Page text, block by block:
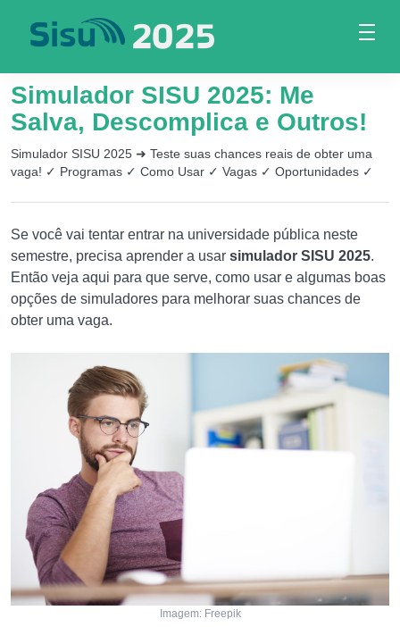
Simulador SISU 2025: Me
Salva, Descomplica e Outros!
Simulador SISU 2025 ➜ Teste suas chances reais de obter uma
vaga! ✓ Programas ✓ Como Usar ✓ Vagas ✓ Oportunidades ✓
Se você vai tentar entrar na universidade pública neste
semestre, precisa aprender a usar simulador SISU 2025.
Então veja aqui para que serve, como usar e algumas boas
opções de simuladores para melhorar suas chances de
obter uma vaga.
Imagem: Freepik